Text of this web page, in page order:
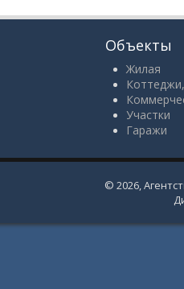
Объекты
Жилая
Участки
Гаражи
© 2026,